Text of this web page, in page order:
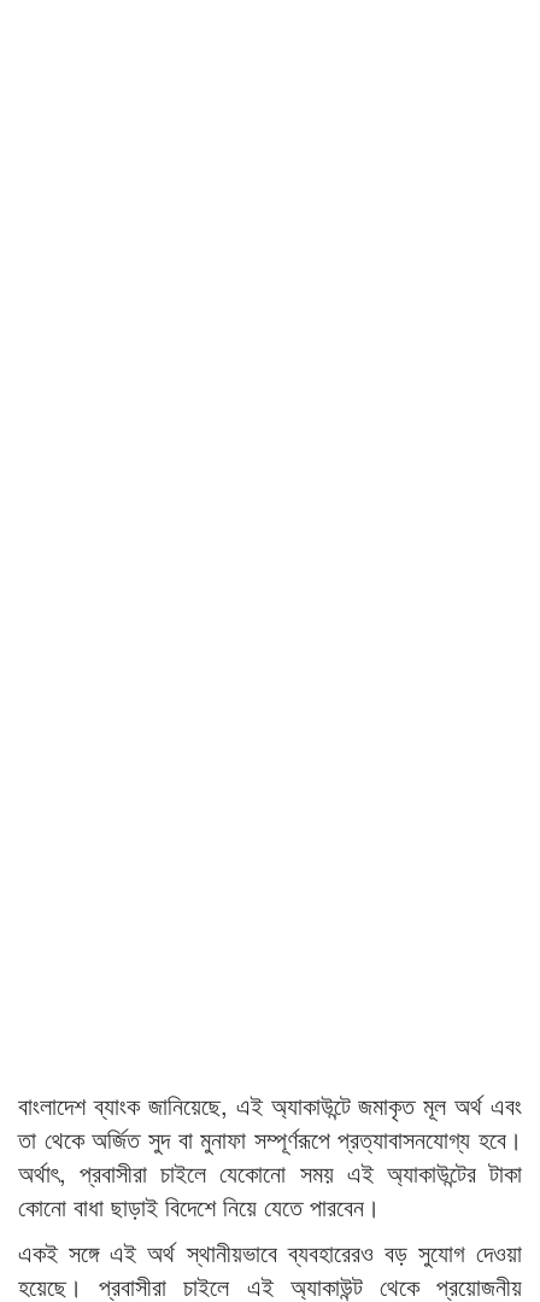
বাংলাদেশ ব্যাংক জানিয়েছে, এই অ্যাকাউন্টে জমাকৃত মূল অর্থ এবং
তা থেকে অর্জিত সুদ বা মুনাফা সম্পূর্ণরূপে প্রত্যাবাসনযোগ্য হবে।
অর্থাৎ, প্রবাসীরা চাইলে যেকোনো সময় এই অ্যাকাউন্টের টাকা
কোনো বাধা ছাড়াই বিদেশে নিয়ে যেতে পারবেন।
একই সঙ্গে এই অর্থ স্থানীয়ভাবে ব্যবহারেরও বড় সুযোগ দেওয়া
হয়েছে। প্রবাসীরা চাইলে এই অ্যাকাউন্ট থেকে প্রয়োজনীয়